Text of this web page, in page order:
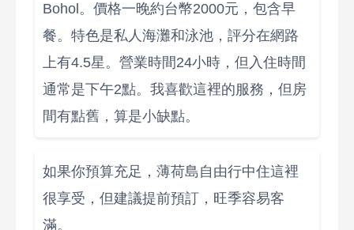
Bohol。價格一晚約台幣2000元，包含早
餐。特色是私人海灘和泳池，評分在網路
上有4.5星。營業時間24小時，但入住時間
通常是下午2點。我喜歡這裡的服務，但房
間有點舊，算是小缺點。
如果你預算充足，薄荷島自由行中住這裡
很享受，但建議提前預訂，旺季容易客
滿。